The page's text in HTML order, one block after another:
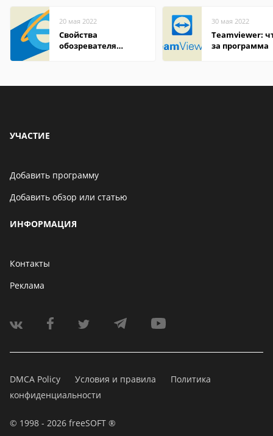
20 мая 2022
Свойства
обозревателя
30 мая 2022
Teamviewer:
за программа
УЧАСТИЕ
Добавить программу
Добавить обзор или статью
ИНФОРМАЦИЯ
Контакты
Реклама
DMCA Policy Условия и правила
Политика
конфиденциальности
© 1998 - 2026 freeSOFT ®